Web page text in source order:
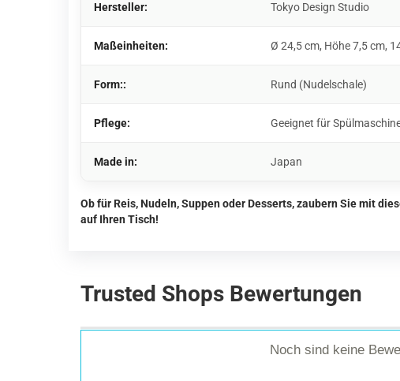
Hersteller: Tokyo Design Studio
Maßeinheiten: Ø 24,5 cm, Höhe 7,5 cm,
Form:: Rund (Nudelschale)
Pflege: Geeignet für
Made in: Japan
Ob für Reis, Nudeln, Suppen oder Desserts, zaubern Sie mit
auf Ihren Tisch!
Trusted Shops Bewertungen
Noch sind keine